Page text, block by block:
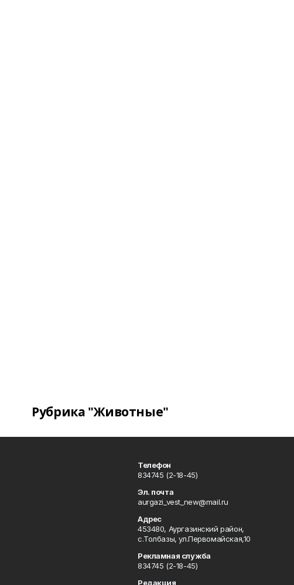
Рубрика "Животные"
Телефон
834745 (2-18-45)
Эл. почта
aurgazi_vest_new@mail.ru
Адрес
453480, Аургазинский район,
с.Толбазы, ул.Первомайская,10
Рекламная служба
834745 (2-18-45)
Редакция